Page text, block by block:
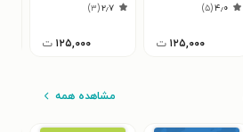
۴٫۰(۵)
۱۲۵,۰۰۰ ت
۲٫۷(۳)
۱۲۵,۰۰۰ ت
مشاهده همه